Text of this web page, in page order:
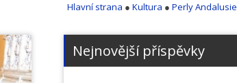
Hlavní strana ● Kultura ● Perly Andalusie v
Nejnovější příspěvky